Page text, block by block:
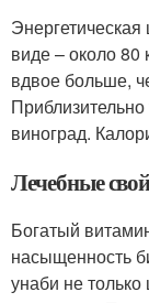
виде – около 80
вдвое больше,
виноград.
Лечебные
Богатый
насыщенность
унаби не